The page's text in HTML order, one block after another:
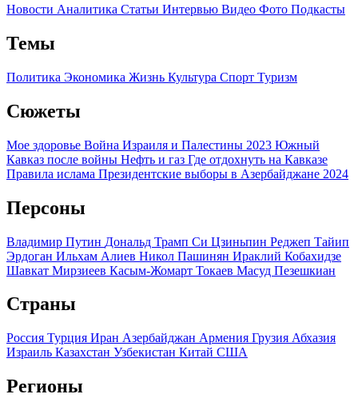
Новости Аналитика Статьи Интервью Видео Фото Подкасты
Темы
Политика Экономика Жизнь Культура Спорт Туризм
Сюжеты
Мое здоровье Война Израиля и Палестины 2023 Южный
Кавказ после войны Нефть и газ Где отдохнуть на Кавказе
Правила ислама Президентские выборы в Азербайджане 2024
Персоны
Владимир Путин Дональд Трамп Си Цзиньпин Реджеп Тайип
Эрдоган Ильхам Алиев Никол Пашинян Ираклий Кобахидзе
Шавкат Мирзиеев Касым-Жомарт Токаев Масуд Пезешкиан
Страны
Россия Турция Иран Азербайджан Армения Грузия Абхазия
Израиль Казахстан Узбекистан Китай США
Регионы